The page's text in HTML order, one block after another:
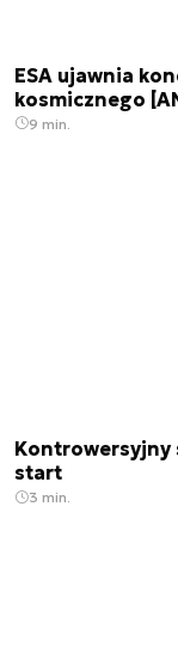
ESA ujawnia
kosmicznego
9 min.
Kontrowersyjny
start
3 min.